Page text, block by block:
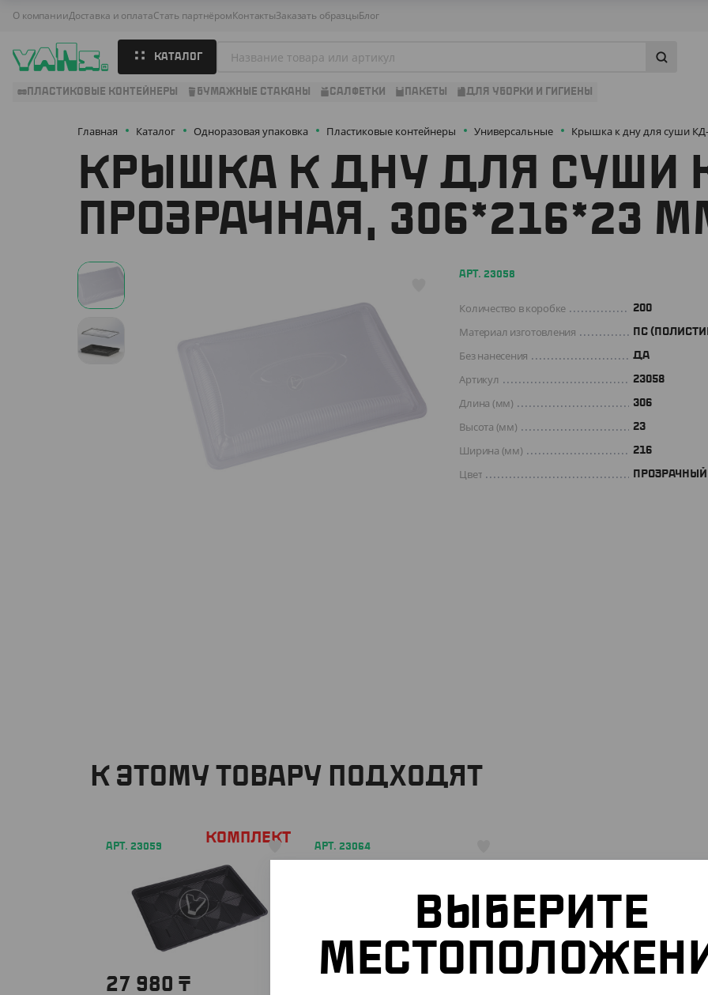
О компанииДоставка и оплатаСтать партнёромКонтактыЗаказать образцыБлог
КАТАЛОГ
ПЛАСТИКОВЫЕ КОНТЕЙНЕРЫ БУМАЖНЫЕ СТАКАНЫ САЛФЕТКИ ПАКЕТЫ ДЛЯ УБОРКИ И ГИГИЕНЫ
Главная Каталог Одноразовая упаковка Пластиковые контейнеры Универсальные Крышка к дну для суши
КРЫШКА К ДНУ ДЛЯ СУШИ
ПРОЗРАЧНАЯ, 306*216*23
АРТ. 23058
Количество в коробке 200
Материал изготовления ПС
Без нанесения ДА
Артикул 23058
Длина (мм) 306
Высота (мм) 23
Ширина (мм) 216
Цвет ПРОЗРАЧНЫЙ
К ЭТОМУ ТОВАРУ ПОДХОДЯТ
АРТ. 23059
Комплект
27 980 ₸
АРТ. 23064
ВЫБЕРИТЕ